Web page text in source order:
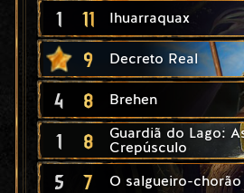
1 11 Ihuarraquax
9 Decreto Real
4 8 Brehen
1 8
Guardiã do Lago:
Crepúsculo
5 7 O salgueiro-chorão